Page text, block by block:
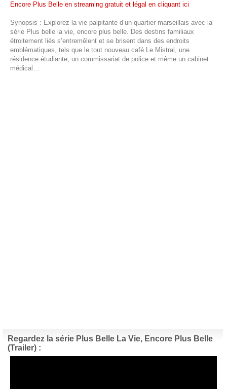
Encore Plus Belle en streaming gratuit et légal en cliquant ici
Synopsis : Explorez la vie palpitante d’un quartier marseillais avec la
série Plus belle la vie, encore plus belle. Des destins familiaux
étroitement liés s’entremêlent et se brisent dans des endroits
emblématiques, tels que le tout nouveau café Le Mistral, une
résidence étudiante, un commissariat de police et même un cabinet
médical…
Regardez la série Plus Belle La Vie, Encore Plus Belle
(Trailer) :